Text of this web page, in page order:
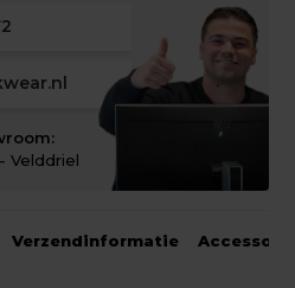
Velddriel
Verzendinformatie